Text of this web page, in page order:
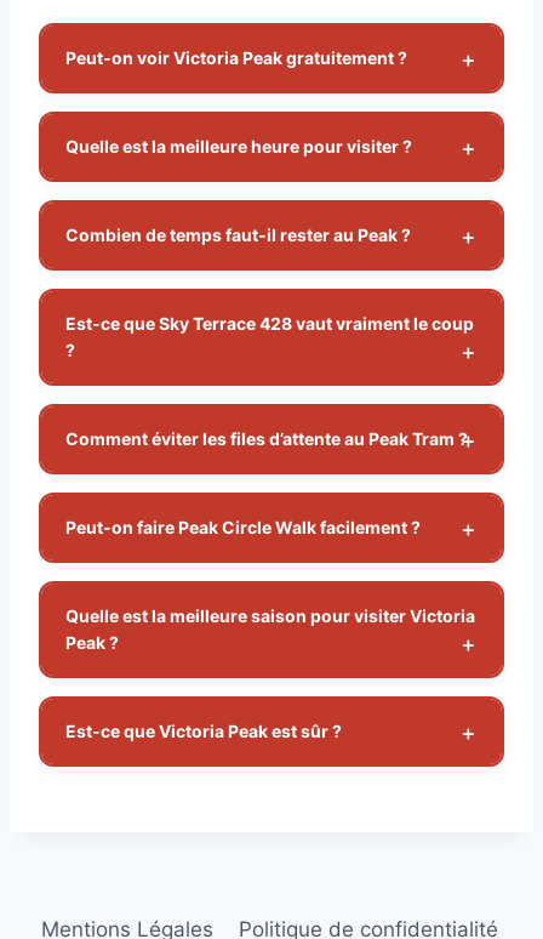
Peut-on voir Victoria Peak gratuitement ?
Quelle est la meilleure heure pour visiter ?
Combien de temps faut-il rester au Peak ?
Est-ce que Sky Terrace 428 vaut vraiment le coup
?
Comment éviter les files d’attente au Peak Tram ?
Peut-on faire Peak Circle Walk facilement ?
Quelle est la meilleure saison pour visiter Victoria
Peak ?
Est-ce que Victoria Peak est sûr ?
Mentions Légales Politique de confidentialité